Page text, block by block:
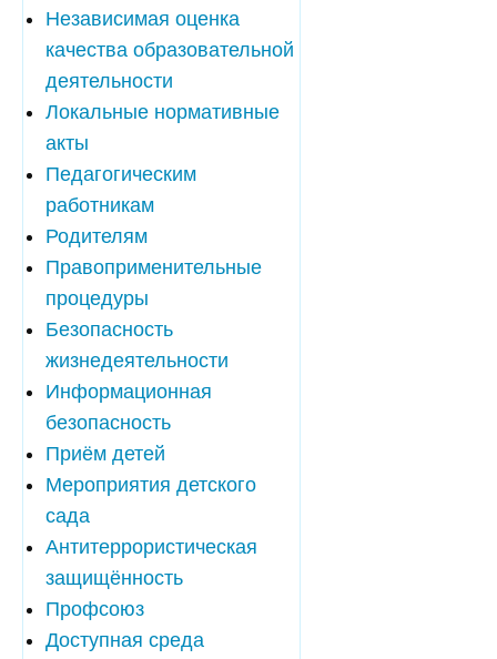
Независимая оценка
качества образовательной
деятельности
Локальные нормативные
акты
Педагогическим
работникам
Родителям
Правоприменительные
процедуры
Безопасность
жизнедеятельности
Информационная
безопасность
Приём детей
Мероприятия детского
сада
Антитеррористическая
защищённость
Профсоюз
Доступная среда